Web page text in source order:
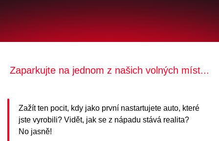
Zaparkujte na jednom z našich volných míst...
Zažít ten pocit, kdy jako první nastartujete auto, které
jste vyrobili? Vidět, jak se z nápadu stává realita?
No jasně!